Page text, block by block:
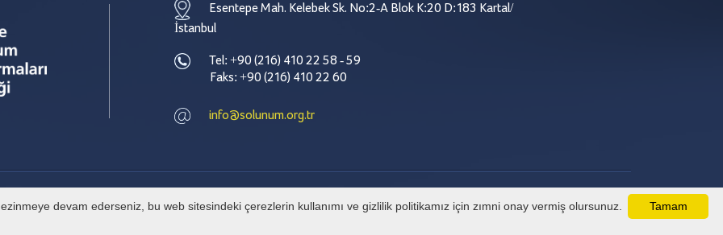
Esentepe Mah. Kelebek Sk. No:2-A Blok K:20 D:183 Kartal/
İstanbul
Tel: +90 (216) 410 22 58 - 59
Faks: +90 (216) 410 22 60
info@solunum.org.tr
© Tüm hakları Türkiye Solunum Derneği' ne aittir. İzinsiz alıntı yapılamaz. Tamam
devam ederseniz, bu web sitesindeki çerezlerin kullanımı ve gizlilik politikamız için zımni onay vermiş olursunuz.